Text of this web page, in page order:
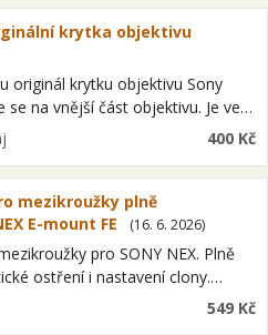
krytka objektivu
originál krytku objektivu Sony
se na vnější část objektivu. Je ve
stavu a plně funkční. Při platbě
na…
400 Kč
mezikroužky plně
E-mount FE
(16. 6. 2026)
pro SONY NEX. Plně
ostření i nastavení clony.
objektivy s bajonetem NEX, E-
včetně full frame. Pro
549 Kč